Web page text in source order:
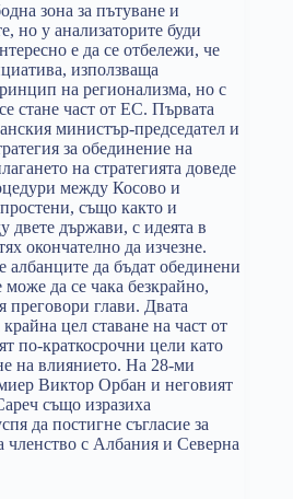
зона за пътуване и
но у анализаторите буди
е да се отбележи, че
използваща
на регионализма, но с
стане част от ЕС. Първата
министър-председател и
за обединение на
на стратегията доведе
между Косово и
също както и
двете държави, с идеята в
окончателно да изчезне.
албанците да бъдат обединени
да се чака безкрайно,
преговори глави. Двата
цел ставане на част от
по-краткосрочни цели като
на влиянието. На 28-ми
Виктор Орбан и неговият
също изразиха
да постигне съгласие за
членство с Албания и Северна